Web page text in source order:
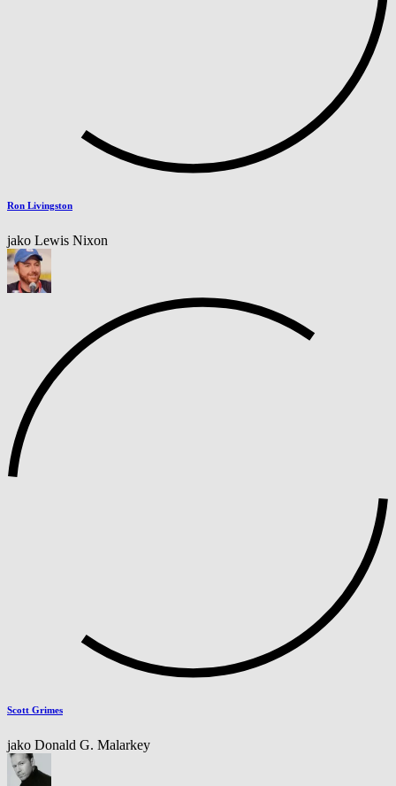
Ron Livingston
jako Lewis Nixon
Scott Grimes
jako Donald G. Malarkey